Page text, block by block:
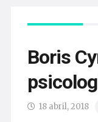
Boris
18 abril, 2018